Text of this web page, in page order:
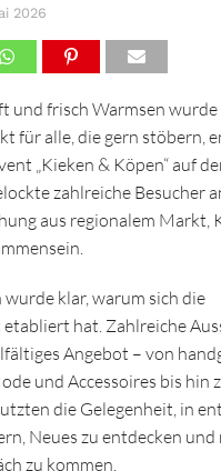
2026
und frisch Warmsen
für alle, die gern stöbern,
„Kieken & Köpen“ auf
zahlreiche Besucher
aus regionalem Markt,
klar, warum sich die
hat. Zahlreiche
Angebot – von
und Accessoires bis hin
die Gelegenheit, in
Neues zu entdecken und
zu kommen.